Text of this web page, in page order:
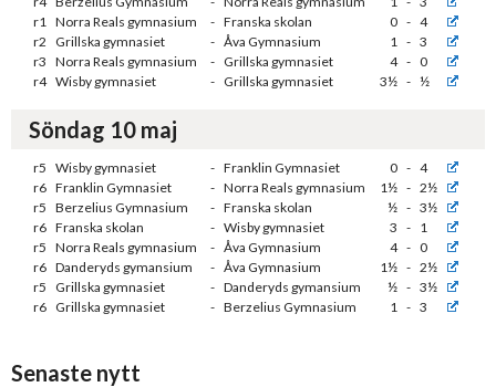
r1 Norra Reals gymnasium - Franska skolan 0 - 4
r2
Grillska gymnasiet - Åva Gymnasium 1 - 3
r3 Norra Reals gymnasium - Grillska gymnasiet 4 - 0
r4 Wisby gymnasiet - Grillska gymnasiet 3½ - ½
Söndag 10 maj
r5 Wisby gymnasiet - Franklin Gymnasiet 0 - 4
r6 Franklin Gymnasiet - Norra Reals gymnasium 1½ - 2½
r5 Berzelius Gymnasium - Franska skolan ½ - 3½
r6 Franska skolan - Wisby gymnasiet 3 - 1
r5 Norra Reals gymnasium - Åva Gymnasium 4 - 0
r6 Danderyds gymansium - Åva Gymnasium 1½ - 2½
r5
Grillska gymnasiet - Danderyds gymansium ½ - 3½
r6 Grillska gymnasiet - Berzelius Gymnasium 1 - 3
Senaste nytt